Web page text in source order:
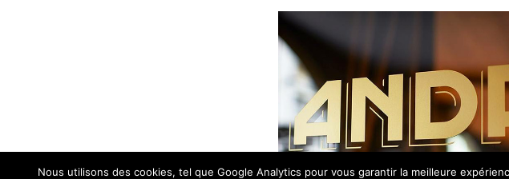
Nous utilisons des cookies, tel que Google Analytics pour vous garantir la meilleure